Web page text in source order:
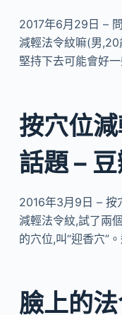
2017年6月29日 –
減輕法令紋嘛(男
堅持下去可能會好
按穴位
話題 –
2016年3月9日 – 按
減輕法令紋,試了兩
的穴位,叫“迎香穴”
臉上的